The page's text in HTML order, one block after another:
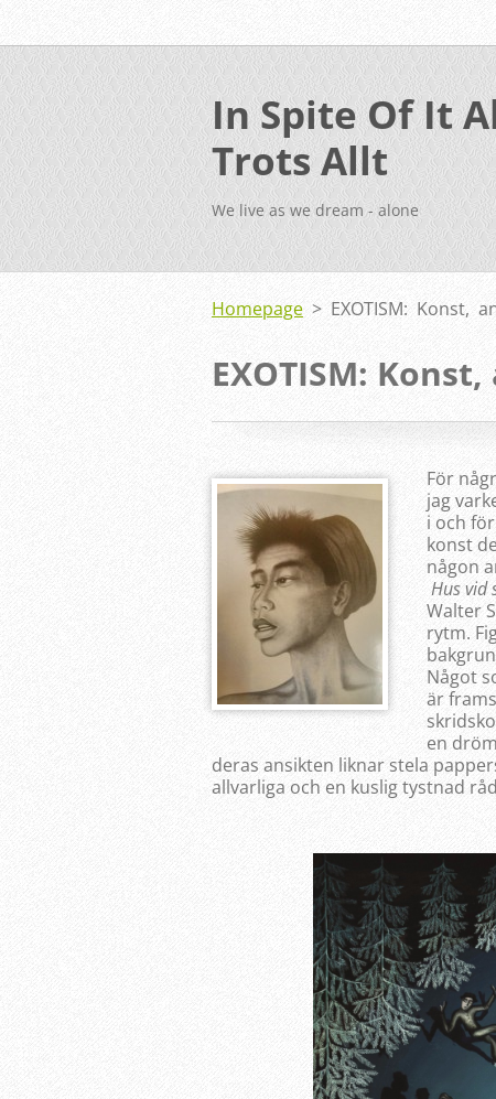
In Spite Of It
Trots Allt
We live as we dream - alone
Homepage > EXOTISM: Konst,
EXOTISM:
För
jag
i och
konst
någon
Hus vid
Walter
rytm.
Något
är
en
deras ansikten liknar stela
allvarliga och en kuslig tystnad